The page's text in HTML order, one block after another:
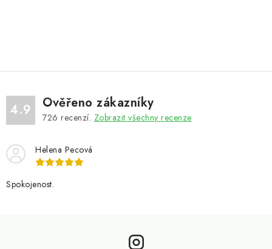
4.9 Ověřeno zákazníky
726 recenzí. Zobrazit všechny recenze
Helena Pecová
Spokojenost.